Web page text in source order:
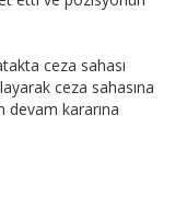
ceza sahası
ceza sahasına
devam kararına